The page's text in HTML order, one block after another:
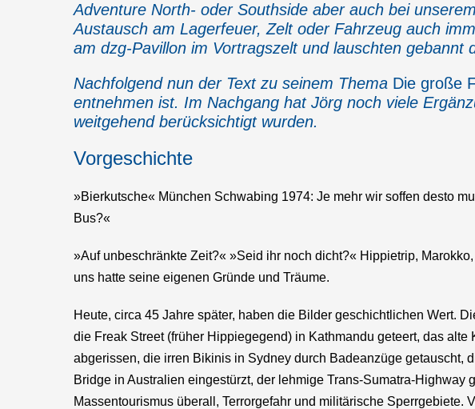
Adventure North- oder Southside aber auch bei
Austausch am Lagerfeuer, Zelt oder Fahrzeug auch
am dzg-Pavillon im Vortragszelt und lauschten gebannt
Nachfolgend nun der Text zu seinem Thema Die große
entnehmen ist. Im Nachgang hat Jörg noch viele
weitgehend berücksichtigt wurden.
Vorgeschichte
»Bierkutsche« München Schwabing 1974: Je mehr wir soffen desto
Bus?«
»Auf unbeschränkte Zeit?« »Seid ihr noch dicht?« Hippietrip,
uns hatte seine eigenen Gründe und Träume.
Heute, circa 45 Jahre später, haben die Bilder geschichtlichen Wert.
die Freak Street (früher Hippiegegend) in Kathmandu geteert, das
abgerissen, die irren Bikinis in Sydney durch Badeanzüge getauscht,
Bridge in Australien eingestürzt, der lehmige Trans-Sumatra-
Massentourismus überall, Terrorgefahr und militärische